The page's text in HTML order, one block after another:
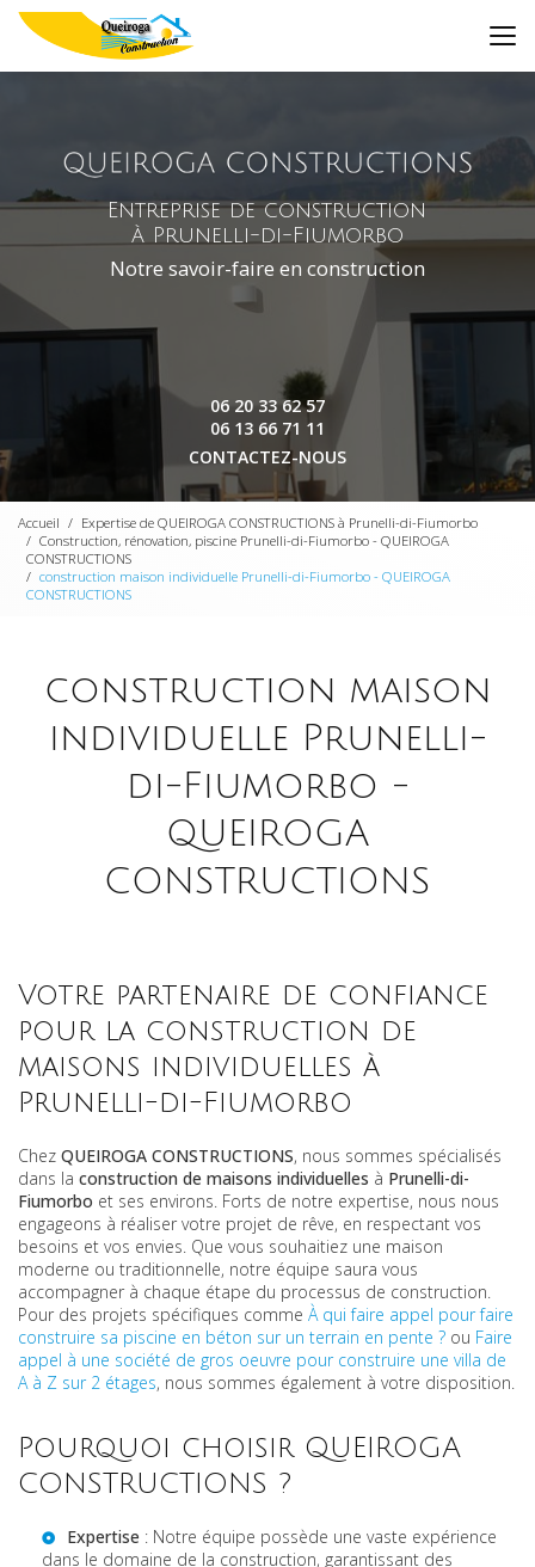
Aller
principal
Entreprise de construction
à Prunelli-di-Fiumorbo
Notre savoir-faire en construction
06 20 33 62 57
06 13 66 71 11
CONTACTEZ-NOUS
Accueil
Expertise de QUEIROGA CONSTRUCTIONS à Prunelli-di-Fiumorbo
Construction, rénovation, piscine Prunelli-di-Fiumorbo - QUEIROGA
CONSTRUCTIONS
construction maison individuelle Prunelli-di-Fiumorbo - QUEIROGA
CONSTRUCTIONS
construction maison
individuelle Prunelli-
di-Fiumorbo -
QUEIROGA
CONSTRUCTIONS
Votre partenaire de confiance
pour la construction de
maisons individuelles à
Prunelli-di-Fiumorbo
Chez QUEIROGA CONSTRUCTIONS, nous sommes spécialisés
dans la construction de maisons individuelles à Prunelli-di-
Fiumorbo et ses environs. Forts de notre expertise, nous nous
engageons à réaliser votre projet de rêve, en respectant vos
besoins et vos envies. Que vous souhaitiez une maison
moderne ou traditionnelle, notre équipe saura vous
accompagner à chaque étape du processus de construction.
Pour des projets spécifiques comme À qui faire appel pour faire
construire sa piscine en béton sur un terrain en pente ? ou Faire
appel à une société de gros oeuvre pour construire une villa de
A à Z sur 2 étages, nous sommes également à votre disposition.
Pourquoi choisir QUEIROGA
CONSTRUCTIONS ?
Expertise : Notre équipe possède une vaste expérience
dans le domaine de la construction, garantissant des